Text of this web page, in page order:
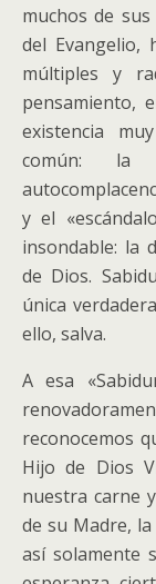
muchos de
del Evangelio,
múltiples y
pensamiento,
existencia
común: la
y el
insondable: la
de Dios.
única
ello, salva.
A esa
reconocemos
Hijo de Dios
nuestra carne
de su Madre,
así solamente